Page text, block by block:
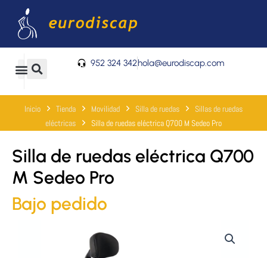
contenido
0
Carrito 952 324 342hola@eurodiscap.com
Inicio Tienda Movilidad Silla de ruedas
Sillas de ruedas
eléctricas
Silla de ruedas eléctrica Q700 M Sedeo Pro
Silla de ruedas eléctrica Q700
M Sedeo Pro
Bajo pedido